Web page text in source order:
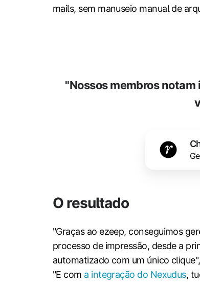
mails, sem manuseio manual de
"Nossos membros
O resultado
"Graças ao ezeep, conseguimos
processo de impressão, desde a
automatizado com um único
"E com a integração do Nexudus,